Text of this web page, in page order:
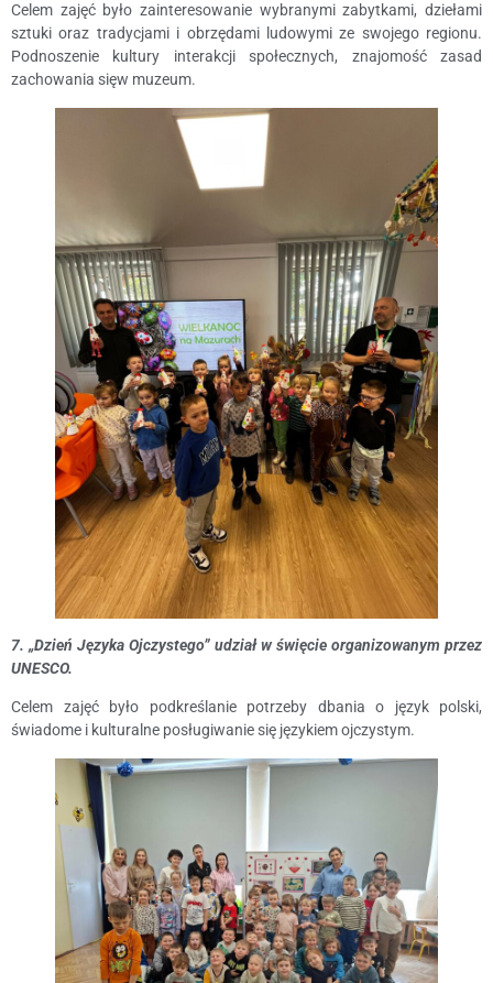
Celem zajęć było zainteresowanie wybranymi zabytkami, dziełami
sztuki oraz tradycjami i obrzędami ludowymi ze swojego regionu.
Podnoszenie kultury interakcji społecznych, znajomość zasad
zachowania sięw muzeum.
7. „Dzień Języka Ojczystego” udział w święcie organizowanym przez
UNESCO.
Celem zajęć było podkreślanie potrzeby dbania o język polski,
świadome i kulturalne posługiwanie się językiem ojczystym.